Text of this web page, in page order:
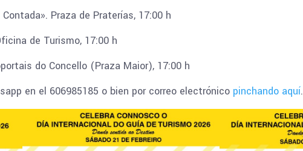
Praza de Praterías, 17:00 h
de Turismo, 17:00 h
do Concello (Praza Maior), 17:00 h
en el 606985185 o bien por correo electrónico pinchando aquí.